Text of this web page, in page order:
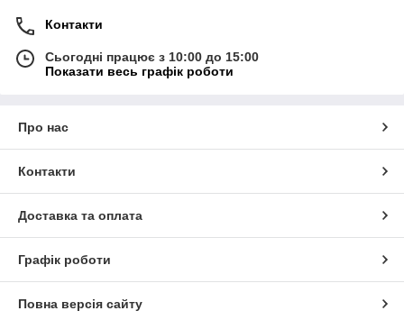
Контакти
Сьогодні працює з 10:00 до 15:00
Показати весь графік роботи
Про нас
Контакти
Доставка та оплата
Графік роботи
Повна версія сайту